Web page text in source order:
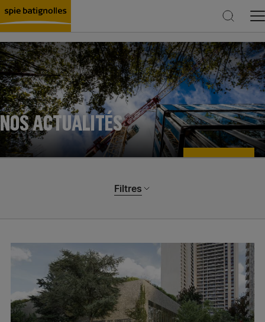
Rechercher
NOS ACTUALITÉS
Filtres
Catégories
Actualité